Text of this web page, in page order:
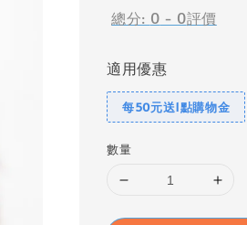
總分: 0 - 0評價
適用優惠
每50元送1點購物金
數量